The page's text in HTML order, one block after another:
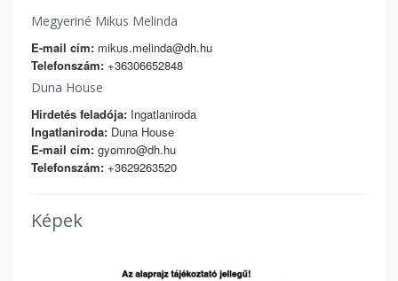
Megyeriné Mikus Melinda
E-mail cím: mikus.melinda@dh.hu
Telefonszám: +36306652848
Duna House
Hirdetés feladója: Ingatlaniroda
Ingatlaniroda: Duna House
E-mail cím: gyomro@dh.hu
Telefonszám: +3629263520
Képek